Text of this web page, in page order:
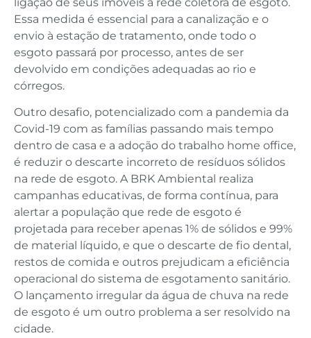
Essa medida é essencial para a canalização e o
envio à estação de tratamento, onde todo o
esgoto passará por processo, antes de ser
devolvido em condições adequadas ao rio e
córregos.
Outro desafio, potencializado com a pandemia da
Covid-19 com as famílias passando mais tempo
dentro de casa e a adoção do trabalho home office,
é reduzir o descarte incorreto de resíduos sólidos
na rede de esgoto. A BRK Ambiental realiza
campanhas educativas, de forma contínua, para
alertar a população que rede de esgoto é
projetada para receber apenas 1% de sólidos e 99%
de material líquido, e que o descarte de fio dental,
restos de comida e outros prejudicam a eficiência
operacional do sistema de esgotamento sanitário.
O lançamento irregular da água de chuva na rede
de esgoto é um outro problema a ser resolvido na
cidade.